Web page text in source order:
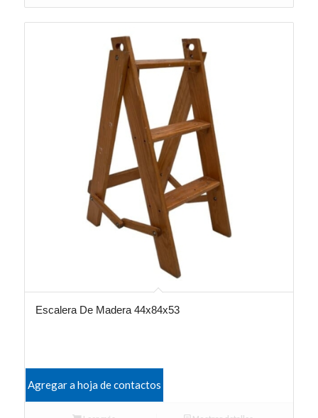
Escalera De Madera 44x84x53
Agregar a hoja de contactos